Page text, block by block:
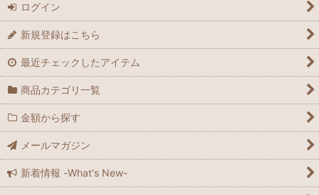
ログイン
新規登録はこちら
最近チェックしたアイテム
商品カテゴリ一覧
金額から探す
メールマガジン
新着情報 -What's New-